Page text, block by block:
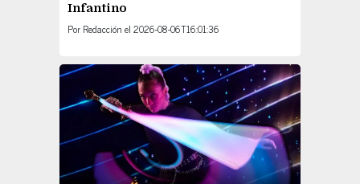
Infantino
Por Redacción el 2026-08-06T16:01:36